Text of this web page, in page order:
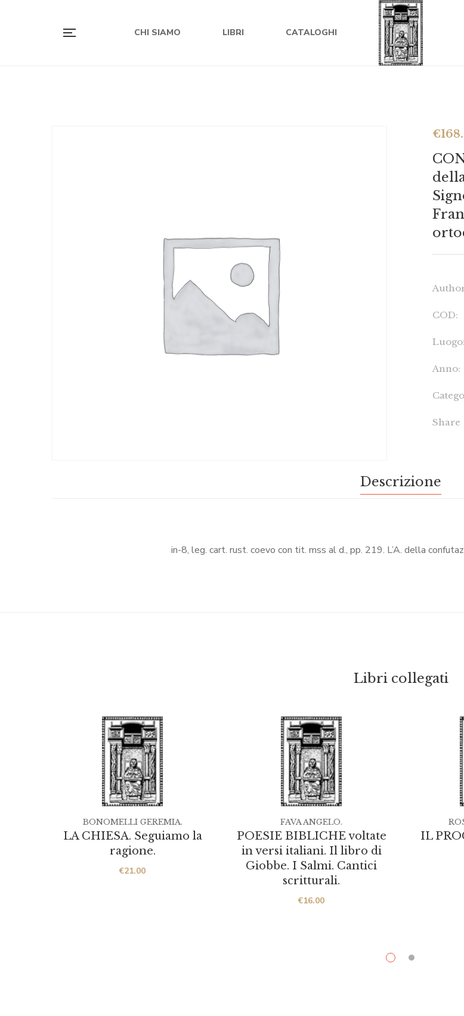
CHI SIAMO LIBRI CATALOGHI
€
COD:
Luogo:
Anno:
Share
Descrizione
in-8, leg. cart. rust. coevo con tit. mss al d., pp. 219. L’A. della
Libri collegati
LA CHIESA. Seguiamo la
ragione.
€21.00
BONOMELLI GEREMIA.
POESIE BIBLICHE voltate
in versi italiani. Il libro di
Giobbe. I Salmi. Cantici
scritturali.
€16.00
FAVA ANGELO.
IL